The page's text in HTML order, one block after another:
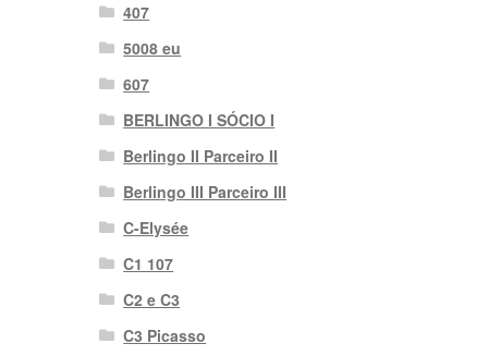
407
5008 eu
607
BERLINGO I SÓCIO I
Berlingo II Parceiro II
Berlingo III Parceiro III
C-Elysée
C1 107
C2 e C3
C3 Picasso